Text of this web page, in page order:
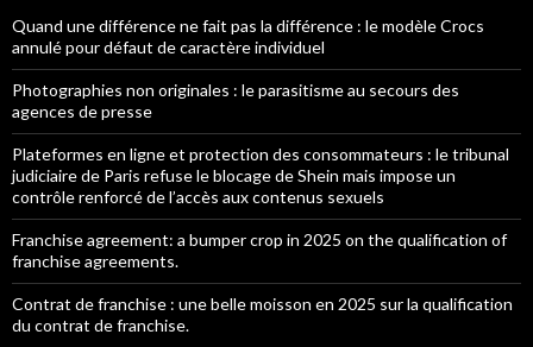
Quand une différence ne fait pas la différence : le modèle Crocs
annulé pour défaut de caractère individuel
Photographies non originales : le parasitisme au secours des
agences de presse
Plateformes en ligne et protection des consommateurs : le tribunal
judiciaire de Paris refuse le blocage de Shein mais impose un
contrôle renforcé de l’accès aux contenus sexuels
Franchise agreement: a bumper crop in 2025 on the qualification of
franchise agreements.
Contrat de franchise : une belle moisson en 2025 sur la qualification
du contrat de franchise.